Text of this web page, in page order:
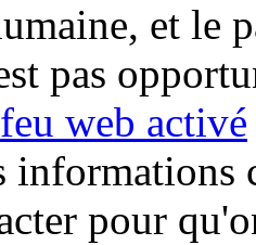
et le
pas
web activé
informations
pour